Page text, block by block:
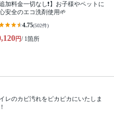
追加料金一切なし❗️】お子様やペットに
安全のエコ洗剤使用🌱
4.75(502件)
円/ 1箇所
レのカビ汚れをピカピカにいたしま